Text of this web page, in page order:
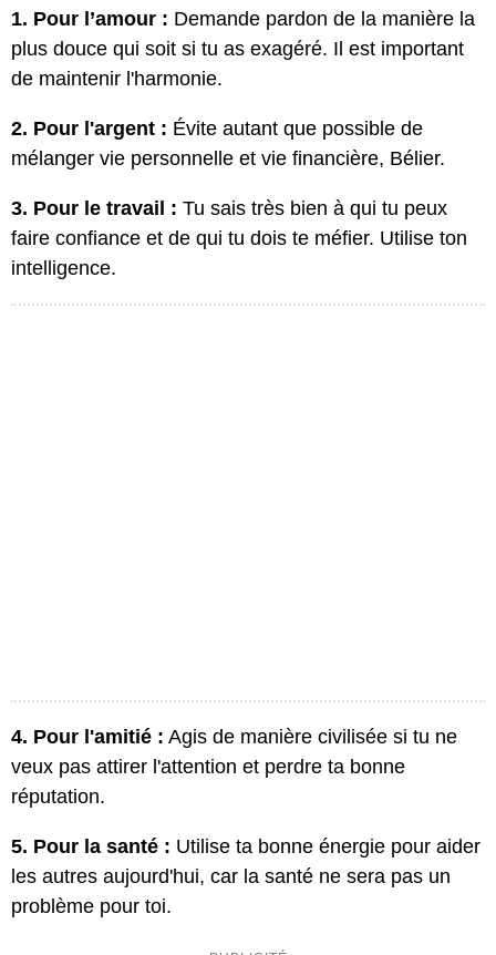
1. Pour l’amour : Demande pardon de la manière la
plus douce qui soit si tu as exagéré. Il est important
de maintenir l'harmonie.
2. Pour l'argent : Évite autant que possible de
mélanger vie personnelle et vie financière, Bélier.
3. Pour le travail : Tu sais très bien à qui tu peux
faire confiance et de qui tu dois te méfier. Utilise ton
intelligence.
4. Pour l'amitié : Agis de manière civilisée si tu ne
veux pas attirer l'attention et perdre ta bonne
réputation.
5. Pour la santé : Utilise ta bonne énergie pour aider
les autres aujourd'hui, car la santé ne sera pas un
problème pour toi.